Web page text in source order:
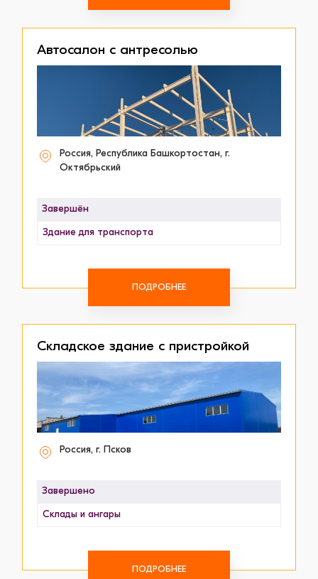
Автосалон с антресолью
Россия, Республика Башкортостан, г.
Октябрьский
Завершён
Здание для транспорта
ПОДРОБНЕЕ
Складское здание с пристройкой
Россия, г. Псков
Завершено
Склады и ангары
ПОДРОБНЕЕ